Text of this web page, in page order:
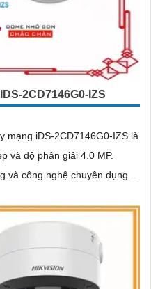
2CD7146G0-IZS
mạng iDS-2CD7146G0-IZS là
và độ phân giải 4.0 MP.
công nghệ chuyên dụng...